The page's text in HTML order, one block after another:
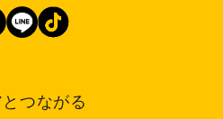
つながる